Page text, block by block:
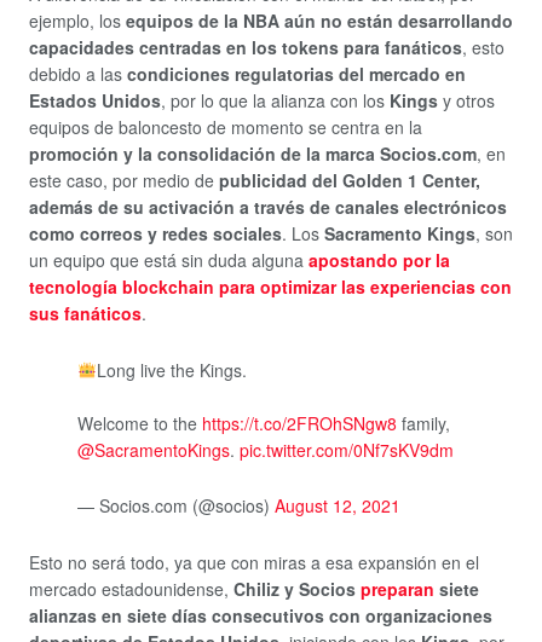
ejemplo, los equipos de la NBA aún no están desarrollando
capacidades centradas en los tokens para fanáticos, esto
debido a las condiciones regulatorias del mercado en
Estados Unidos, por lo que la alianza con los Kings y otros
equipos de baloncesto de momento se centra en la
promoción y la consolidación de la marca Socios.com, en
este caso, por medio de publicidad del Golden 1 Center,
además de su activación a través de canales electrónicos
como correos y redes sociales. Los Sacramento Kings, son
un equipo que está sin duda alguna apostando por la
tecnología blockchain para optimizar las experiencias con
sus fanáticos.
Long live the Kings.
Welcome to the https://t.co/2FROhSNgw8 family,
@SacramentoKings. pic.twitter.com/0Nf7sKV9dm
— Socios.com (@socios) August 12, 2021
Esto no será todo, ya que con miras a esa expansión en el
mercado estadounidense, Chiliz y Socios preparan siete
alianzas en siete días consecutivos con organizaciones